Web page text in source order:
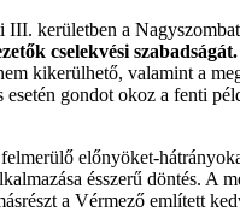
kerületben a
cselekvési szabadságát.
kikerülhető, valamint a
gondot okoz a fenti
előnyöket-
ésszerű döntés. A
a Vérmező említett